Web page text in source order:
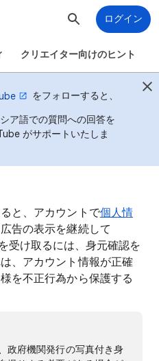
ログイン
クリエイター向けのヒント
をフォローすると、
ア語での質問への回答を
がサポートいたしま
と、アカウントで個人情
告の表示を継続して
受け取るには、身元確認を
、アカウント情報が正確
を不正行為から保護する
政府機関発行の写真付き身